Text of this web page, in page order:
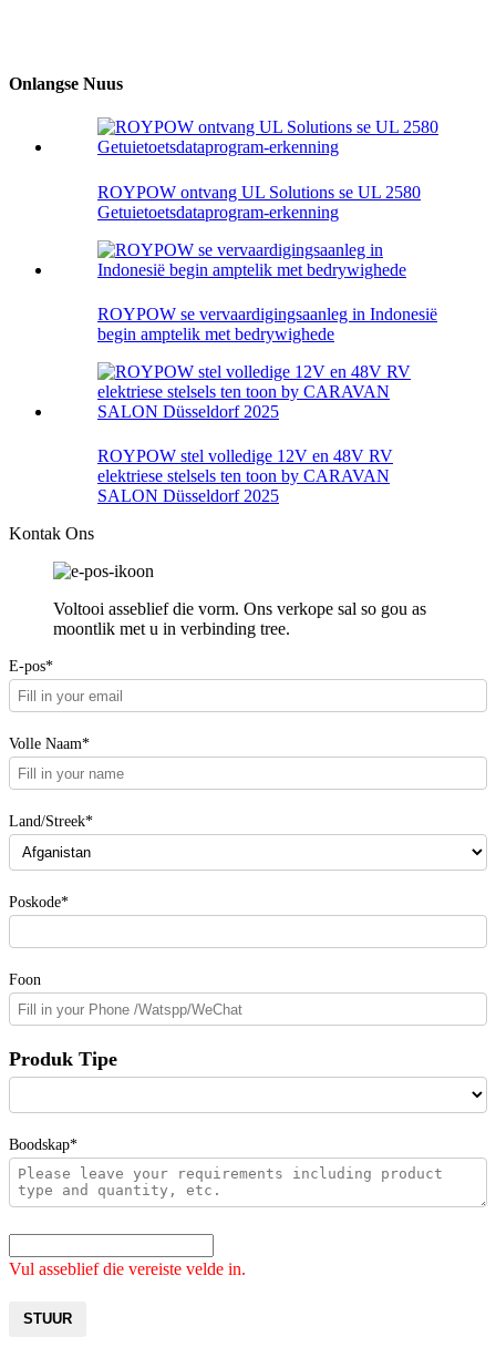
Onlangse Nuus
ROYPOW ontvang UL Solutions se UL 2580
Getuietoetsdataprogram-erkenning
ROYPOW se vervaardigingsaanleg in Indonesië
begin amptelik met bedrywighede
ROYPOW stel volledige 12V en 48V RV
elektriese stelsels ten toon by CARAVAN
SALON Düsseldorf 2025
Kontak Ons
Voltooi asseblief die vorm. Ons verkope sal so gou as
moontlik met u in verbinding tree.
E-pos*
Volle Naam*
Land/Streek*
Poskode*
Foon
Produk Tipe
Boodskap*
Vul asseblief die vereiste velde in.
STUUR